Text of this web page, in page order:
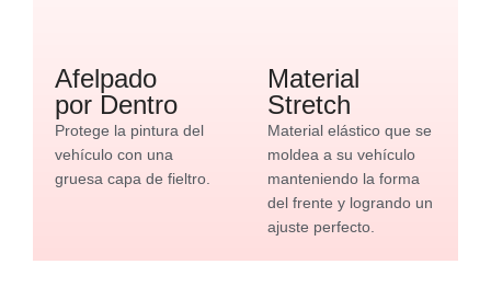
Afelpado
por Dentro
Protege la pintura del
vehículo con una
gruesa capa de fieltro.
Material
Stretch
Material elástico que se
moldea a su vehículo
manteniendo la forma
del frente y logrando un
ajuste perfecto.